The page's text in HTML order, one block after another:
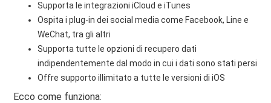
Supporta le integrazioni iCloud e iTunes
Ospita i plug-in dei social media come Facebook, Line e
WeChat, tra gli altri
Supporta tutte le opzioni di recupero dati
indipendentemente dal modo in cui i dati sono stati persi
Offre supporto illimitato a tutte le versioni di iOS
Ecco come funziona: